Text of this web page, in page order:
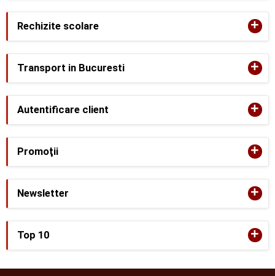
Rechizite scolare +
Transport in Bucuresti +
Autentificare client +
Promoţii +
Newsletter +
Top 10 +